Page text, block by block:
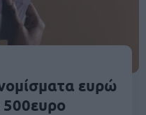
ευρώ
500ευρο